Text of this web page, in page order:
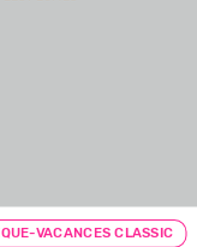
VACANCES CLASSIC